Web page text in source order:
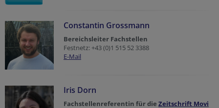
Constantin Grossmann
Bereichsleiter Fachstellen
Festnetz: +43 (0)1 515 52 3388
E-Mail
Iris Dorn
Fachstellenreferentin für die Zeitschrift Movi